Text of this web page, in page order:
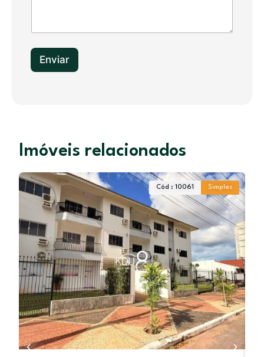
Enviar
Imóveis relacionados
Cód : 10061 Simples